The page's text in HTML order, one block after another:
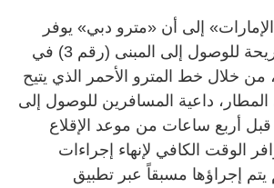
إلى أن «مترو دبي» يوفر
وسيلة سريعة ومريحة للوصول إلى المبنى (رقم 3) في
من خلال خط المترو الأحمر الذي يتيح
المطار، داعية المسافرين للوصول إلى
أربع ساعات من موعد الإقلاع
الوقت الكافي لإنهاء إجراءات
إجراؤها مسبقاً عبر تطبيق